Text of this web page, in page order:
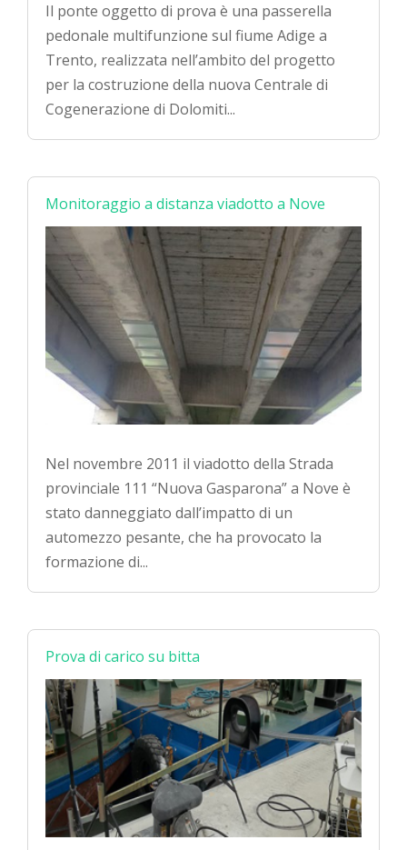
Il ponte oggetto di prova è una passerella
pedonale multifunzione sul fiume Adige a
Trento, realizzata nell’ambito del progetto
per la costruzione della nuova Centrale di
Cogenerazione di Dolomiti...
Monitoraggio a distanza viadotto a Nove
Nel novembre 2011 il viadotto della Strada
provinciale 111 “Nuova Gasparona” a Nove è
stato danneggiato dall’impatto di un
automezzo pesante, che ha provocato la
formazione di...
Prova di carico su bitta